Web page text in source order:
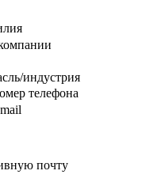
индустрия
телефона
почту